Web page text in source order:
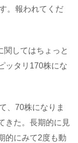
。報われてくだ
してはちょっと
ッタリ170株にな
、70株になりま
きた。長期的に見
的にみて2度も動